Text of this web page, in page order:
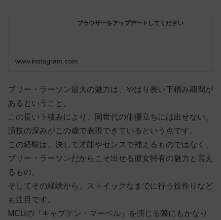
ブラウザーをアップデートしてください
www.instagram.com
ブリー・ラーソン最大の魅力は、やはり長い下積み期間が
あるということ。
この長い下積みにより、同世代の俳優立ちには出せない、
演技の深みがこの歳で表現できているという点です。
この経験は、決して才能やセンスで補えるものではなく、
ブリー・ラーソンだからこそ出せる彼女特有の魅力と言え
るもの。
そしてその経験から、ストイックなまでに行う役作りなど
も注目です。
MCUの『キャプテン・マーベル』を演じる際にもかなり